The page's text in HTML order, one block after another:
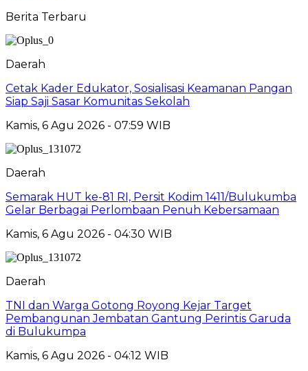
Berita Terbaru
Daerah
Cetak Kader Edukator, Sosialisasi Keamanan Pangan
Siap Saji Sasar Komunitas Sekolah
Kamis, 6 Agu 2026 - 07:59 WIB
Daerah
Semarak HUT ke-81 RI, Persit Kodim 1411/Bulukumba
Gelar Berbagai Perlombaan Penuh Kebersamaan
Kamis, 6 Agu 2026 - 04:30 WIB
Daerah
TNI dan Warga Gotong Royong Kejar Target
Pembangunan Jembatan Gantung Perintis Garuda
di Bulukumpa
Kamis, 6 Agu 2026 - 04:12 WIB